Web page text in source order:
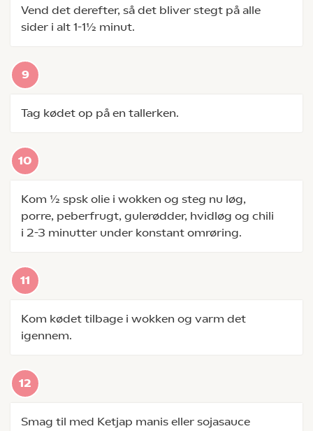
Vend det derefter, så det bliver stegt på alle
sider i alt 1-1½ minut.
Tag kødet op på en tallerken.
Kom ½ spsk olie i wokken og steg nu løg,
porre, peberfrugt, gulerødder, hvidløg og chili
i 2-3 minutter under konstant omrøring.
Kom kødet tilbage i wokken og varm det
igennem.
Smag til med Ketjap manis eller sojasauce